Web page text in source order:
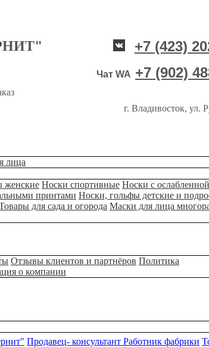
+7 (423)
Чат WA +7 (902)
г. Владивосток, ул.
лица
женские Носки спортивные Носки с ослабленной
принтами Носки, гольфы детские и
для сада и огорода Маски для лица
Отзывы клиентов и партнёров Политика
о компании
Продавец- консультант Работник фабрики